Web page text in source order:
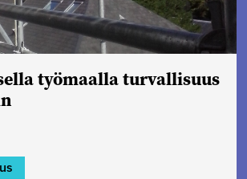
työmaalla turvallisuus